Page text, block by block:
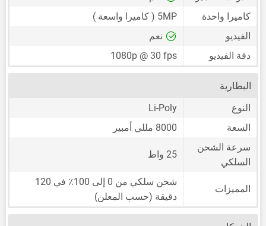
كاميرا واحدة
5MP ( كاميرا واسعة )
الفيديو
نعم
دقة الفيديو
1080p @ 30 fps
البطارية
النوع
Li-Poly
السعة
8000 مللي أمبير
سرعة الشحن
السلكي
25 واط
المميزات
شحن سلكي من 0 إلى 100٪ في 120
دقيقة (حسب المعلن)